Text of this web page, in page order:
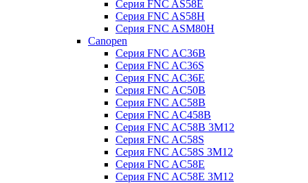
Серия FNC AS58E
Серия FNC AS58H
Серия FNC ASM80H
Canopen
Серия FNC AC36B
Серия FNC AC36S
Серия FNC AC36E
Серия FNC AC50B
Серия FNC AC58B
Серия FNC AC458B
Серия FNC AC58B 3M12
Серия FNC AC58S
Серия FNC AC58S 3M12
Серия FNC AC58E
Серия FNC AC58E 3M12